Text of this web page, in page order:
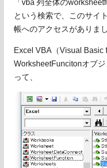
「vba 列全体の
という検索で、このサイ
帳へのアクセスがありまし
Excel VBA（Visual Basic
WorksheetFuncitonオブ
って、